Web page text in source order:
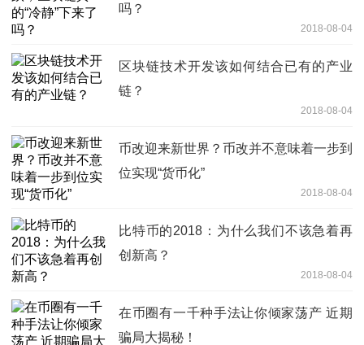
吗？
2018-08-04
区块链技术开发该如何结合已有的产业
链？
2018-08-04
币改迎来新世界？币改并不意味着一步到
位实现“货币化”
2018-08-04
比特币的2018：为什么我们不该急着再
创新高？
2018-08-04
在币圈有一千种手法让你倾家荡产 近期
骗局大揭秘！